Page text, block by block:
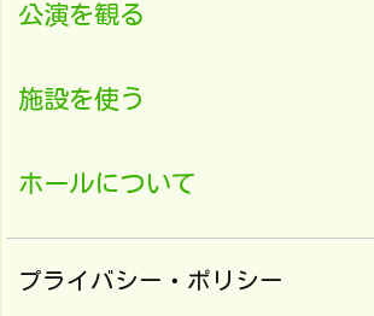
公演を観る
施設を使う
ホールについて
プライバシー・ポリシー